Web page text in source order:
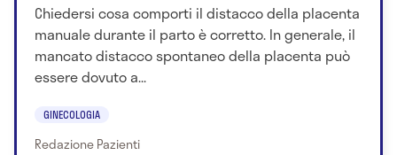
Chiedersi cosa comporti il distacco della placenta
manuale durante il parto è corretto. In generale, il
mancato distacco spontaneo della placenta può
essere dovuto a...
GINECOLOGIA
Redazione Pazienti